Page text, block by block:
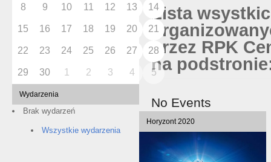
8 9 10 11 12 13 14
15 16 17 18 19 20 21
22 23 24 25 26 27 28
29 30 1 2 3 4 5
Wydarzenia
Brak wydarzeń
Wszystkie wydarzenia
Lista
przez RPK
na
No Events
Horyzont 2020